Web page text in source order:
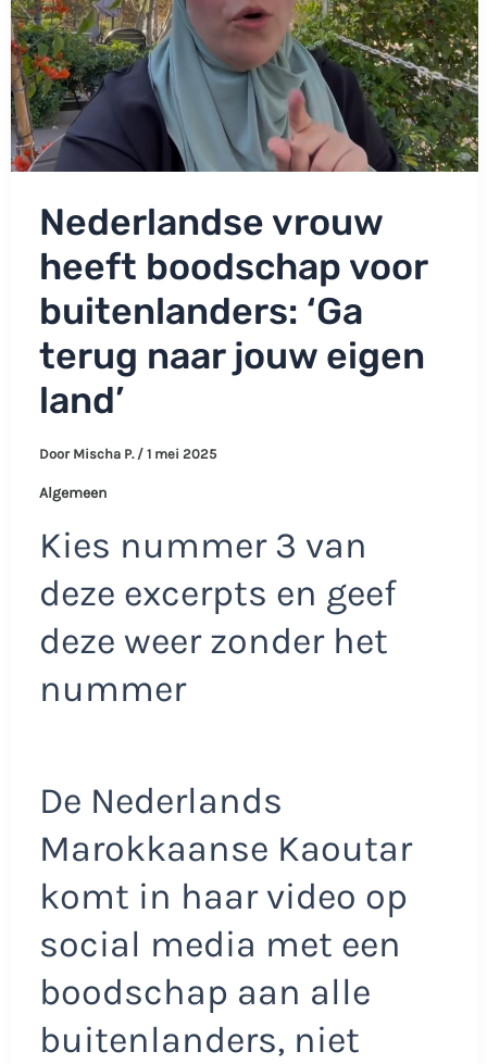
Nederlandse vrouw
heeft boodschap voor
buitenlanders: ‘Ga
terug naar jouw eigen
land’
Door Mischa P. / 1 mei 2025
Algemeen
Kies nummer 3 van
deze excerpts en geef
deze weer zonder het
nummer
De Nederlands
Marokkaanse Kaoutar
komt in haar video op
social media met een
boodschap aan alle
buitenlanders, niet